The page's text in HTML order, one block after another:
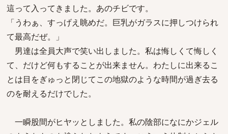
這って入ってきました。あのチビです。
「うわぁ、すっげえ眺めだ。巨乳がガラスに押しつけられ
て最高だぜ。」
男達は全員大声で笑い出しました。私は悔しくて悔しく
て、だけど何もすることが出来ません。わたしに出来るこ
とは目をぎゅっと閉じてこの地獄のような時間が過ぎ去る
のを耐えるだけでした。
一瞬股間がヒヤッとしました。私の陰部になにかジェル